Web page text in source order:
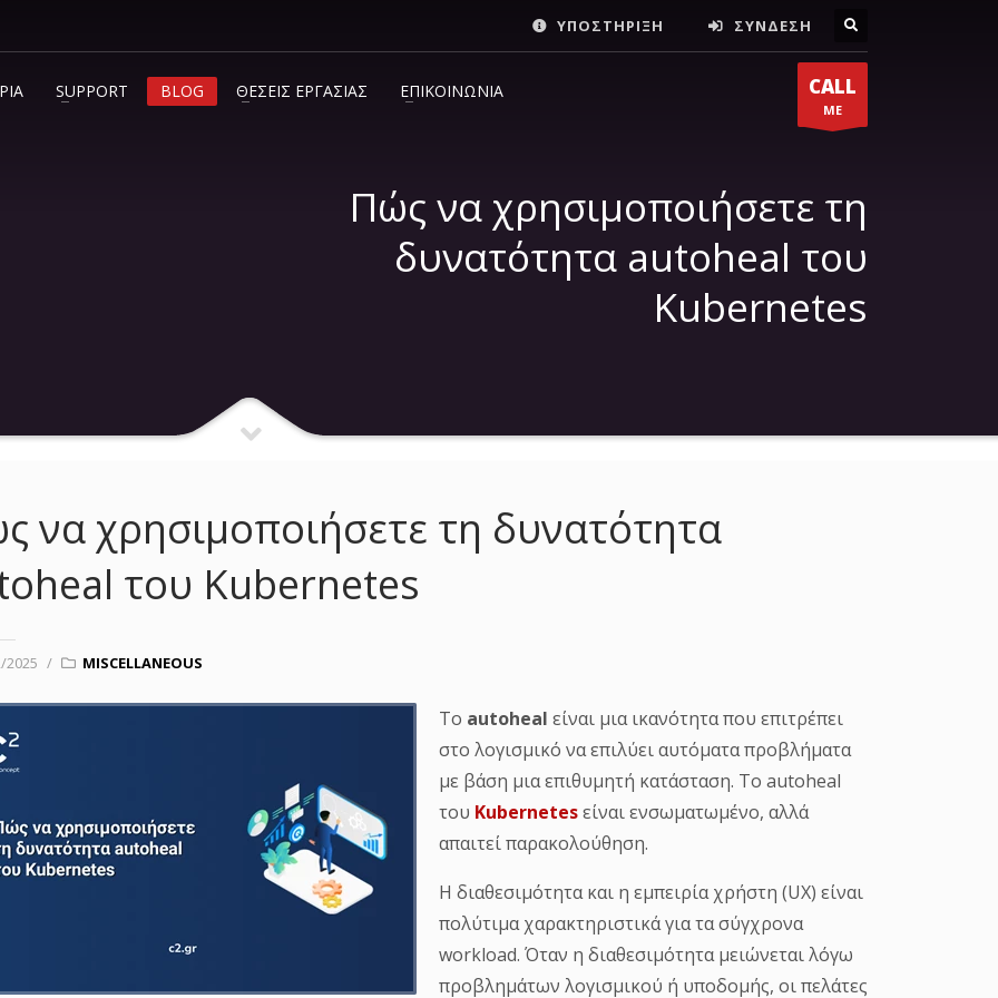
ΔΙΕΥΘΥΝΣΗ
Νερατζιωτίσσης 15, Μαρούσι,
ΥΠΟΣΤΗΡΙΞΗ ΣΥΝΔΕΣΗ
SUPPORT BLOG ΘΕΣΕΙΣ ΕΡΓΑΣΙΑΣ ΕΠΙΚΟΙΝΩΝΙΑ CALL
ME
Πώς να χρησιμοποιήσετε τη
δυνατότητα autoheal του
Kubernetes
να χρησιμοποιήσετε τη δυνατότητα
του Kubernetes
/ MISCELLANEOUS
Το autoheal είναι μια ικανότητα που επιτρέπει
στο λογισμικό να επιλύει αυτόματα προβλήματα
με βάση μια επιθυμητή κατάσταση. Το autoheal
του Kubernetesείναι ενσωματωμένο, αλλά
απαιτεί παρακολούθηση.
Η διαθεσιμότητα και η εμπειρία χρήστη (UX) είναι
πολύτιμα χαρακτηριστικά για τα σύγχρονα
workload. Όταν η διαθεσιμότητα μειώνεται λόγω
προβλημάτων λογισμικού ή υποδομής, οι πελάτες